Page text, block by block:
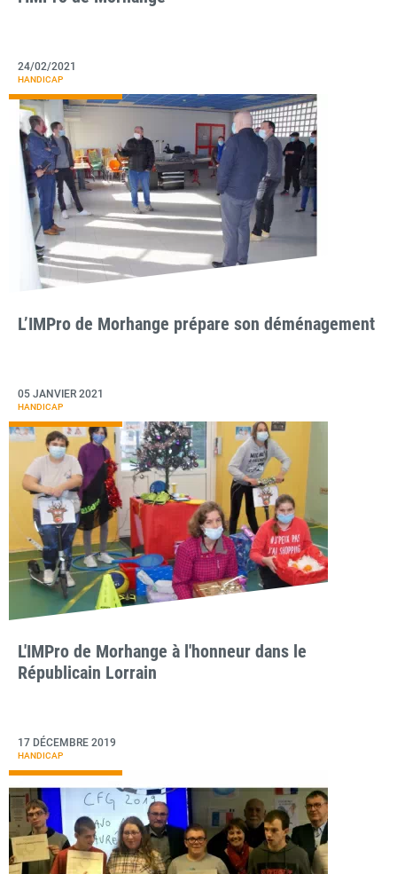
24/02/2021
HANDICAP
L’IMPro de Morhange prépare son déménagement
05 JANVIER 2021
HANDICAP
L'IMPro de Morhange à l'honneur dans le
Républicain Lorrain
17 DÉCEMBRE 2019
HANDICAP